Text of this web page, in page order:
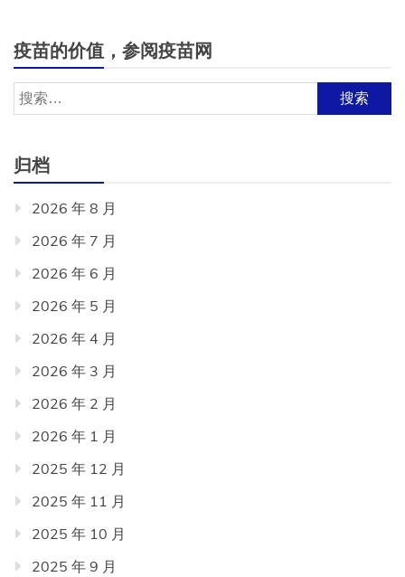
疫苗的价值，参阅疫苗网
搜
索：
归档
2026 年 8 月
2026 年 7 月
2026 年 6 月
2026 年 5 月
2026 年 4 月
2026 年 3 月
2026 年 2 月
2026 年 1 月
2025 年 12 月
2025 年 11 月
2025 年 10 月
2025 年 9 月